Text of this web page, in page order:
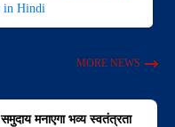
in Hindi
MORE NEWS
मनाएगा भव्य स्वतंत्रता